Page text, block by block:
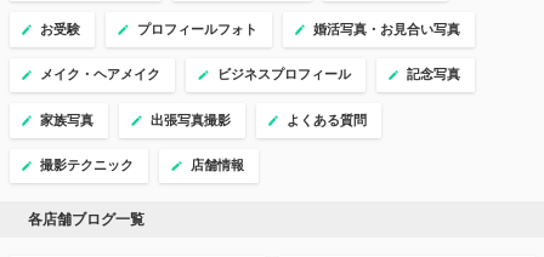
お受験 プロフィールフォト 婚活写真・お見合い写真
メイク・ヘアメイク ビジネスプロフィール 記念写真
家族写真 出張写真撮影 よくある質問
撮影テクニック 店舗情報
各店舗ブログ一覧